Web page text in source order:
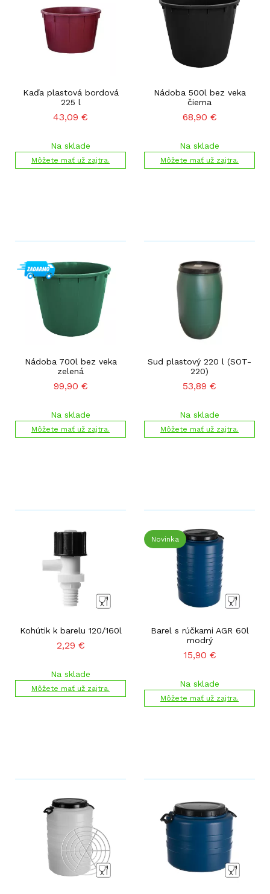
Kaďa plastová bordová
225 l
43,09 €
Na sklade
Môžete mať už zajtra.
Nádoba 500l bez veka
čierna
68,90 €
Na sklade
Môžete mať už zajtra.
Nádoba 700l bez veka
zelená
99,90 €
Na sklade
Môžete mať už zajtra.
Sud plastový 220 l (SOT-
220)
53,89 €
Na sklade
Môžete mať už zajtra.
Kohútik k barelu 120/160l
2,29 €
Na sklade
Môžete mať už zajtra.
Novinka
Barel s rúčkami AGR 60l
modrý
15,90 €
Na sklade
Môžete mať už zajtra.